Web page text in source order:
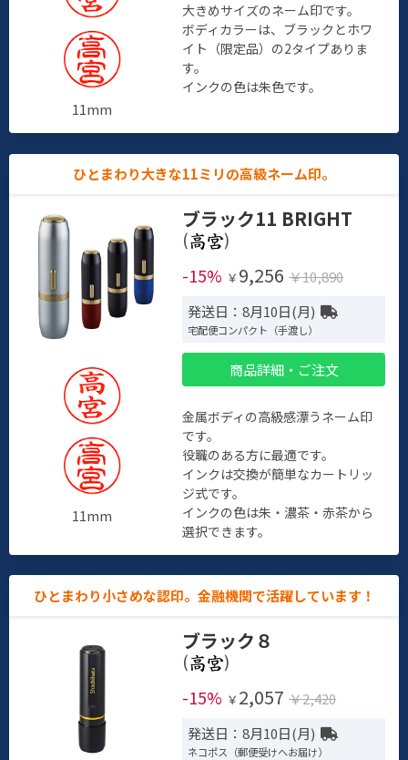
11mm
大きめサイズのネーム印です。
ボディカラーは、ブラックとホワ
イト（限定品）の2タイプありま
す。
インクの色は朱色です。
ひとまわり大きな11ミリの高級ネーム印。
11mm
ブラック11 BRIGHT
(
)
-15% ￥ 9,256 ￥10,890
発送日：8月10日(月)
宅配便コンパクト（手渡し）
商品詳細・ご注文
金属ボディの高級感漂うネーム印
です。
役職のある方に最適です。
インクは交換が簡単なカートリッ
ジ式です。
インクの色は朱・濃茶・赤茶から
選択できます。
ひとまわり小さめな認印。金融機関で活躍しています！
ブラック８
(
)
-15% ￥ 2,057 ￥2,420
発送日：8月10日(月)
ネコポス（郵便受けへお届け）